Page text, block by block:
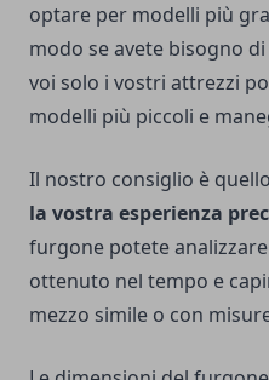
optare per modelli più
modo se avete bisogno
voi solo i vostri attrezzi
modelli più piccoli e
Il nostro consiglio è
la vostra esperienza
furgone potete
ottenuto nel tempo e
mezzo simile o con